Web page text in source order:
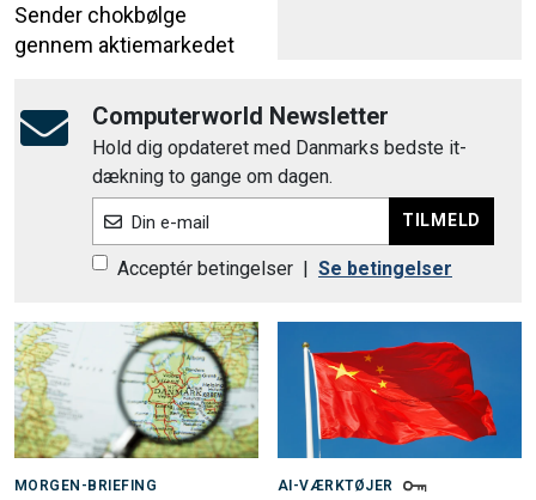
Sender chokbølge
gennem aktiemarkedet
Computerworld Newsletter
Hold dig opdateret med Danmarks bedste it-
dækning to gange om dagen.
Din e-mail TILMELD
Acceptér betingelser | Se betingelser
MORGEN-BRIEFING AI-VÆRKTØJER